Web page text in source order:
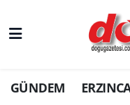
GÜNDEM
ERZINCAN
GÜNDEM